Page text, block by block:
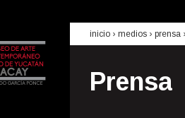
inicio › medios › prensa
Prensa